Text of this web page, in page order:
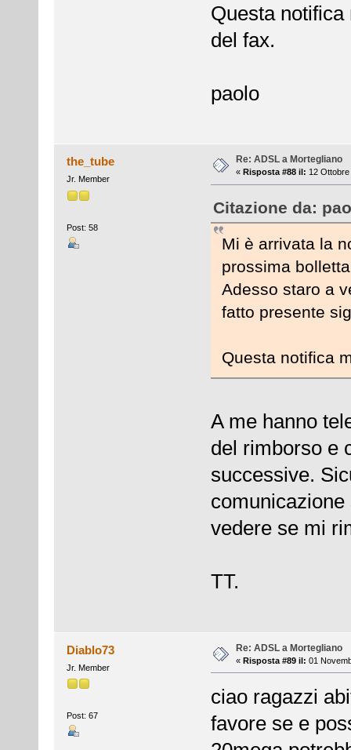
Questa
del fax.
paolo
the_tube
Jr. Member
Post: 58
Re: ADSL a Mortegliano
« Risposta #88 il: 12
Citazione da:
Mi è arrivata la
prossima
Adesso staro a
fatto presente
Questa notifica
A me hanno
del rimborso e
successive.
vedere se mi
TT.
Diablo73
Jr. Member
Post: 67
Re: ADSL a Mortegliano
« Risposta #89 il: 01
ciao ragazzi
favore se e